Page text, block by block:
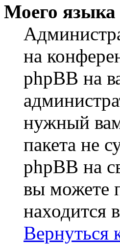
Моего языка
на
phpBB на
нужный вам
пакета не
phpBB на
вы можете
находится
Вернуться